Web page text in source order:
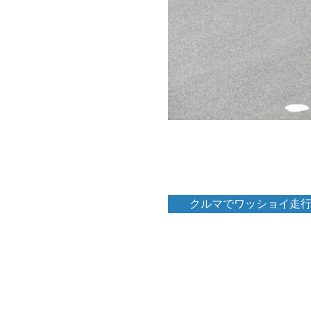
クルマでワッショイ走